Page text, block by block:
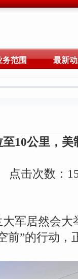
务范围 最新
10公里，
点击次数：
军居然会
前”的行动，